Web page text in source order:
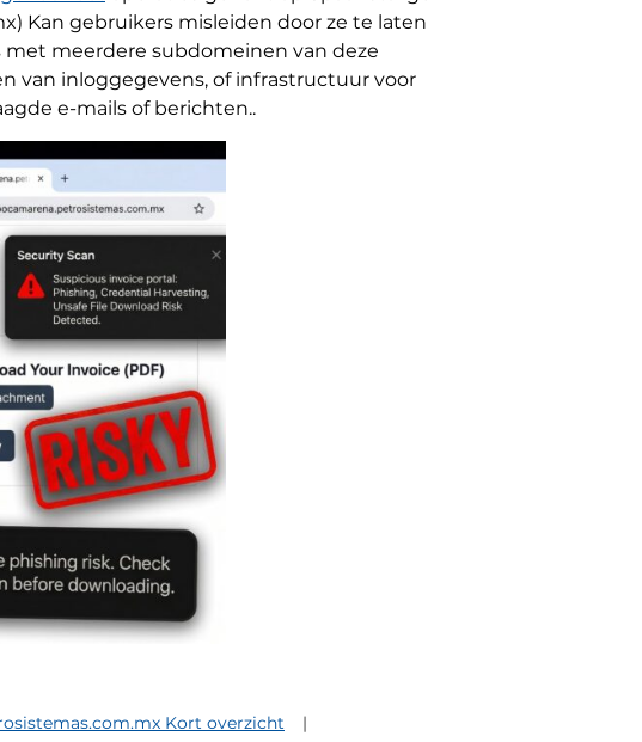
Kan gebruikers misleiden door ze te laten
met meerdere subdomeinen van deze
van inloggegevens, of infrastructuur voor
e-mails of berichten..
Kort overzicht